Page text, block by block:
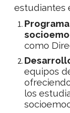
estudiantes
como
equipos
los